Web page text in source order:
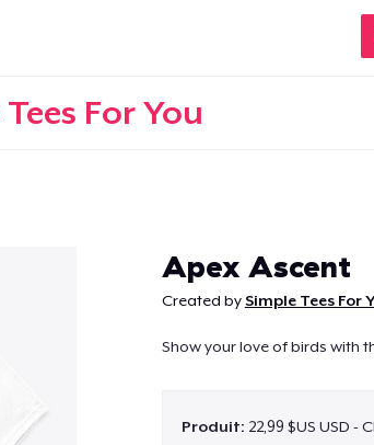
For You
Apex Ascent
Created bySimple Tees For
Show your love of birds with
Produit: 22,99 $US USD -